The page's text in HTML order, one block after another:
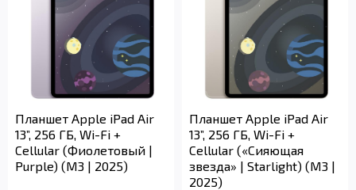
Планшет Apple iPad Air
13”, 256 ГБ, Wi-Fi +
Cellular (Фиолетовый |
Purple) (M3 | 2025)
Планшет Apple iPad Air
13”, 256 ГБ, Wi-Fi +
Cellular («Сияющая
звезда» | Starlight) (M3 |
2025)